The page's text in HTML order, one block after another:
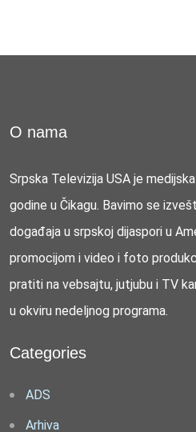
O nama
Srpska Televizija USA je
godine u Čikagu. Bavimo se
događaja u srpskoj dijaspori u
promocijom i video i foto
pratiti na vebsajtu, jutjubu i TV
u okviru nedeljnog programa.
Categories
ADS
Arhiva